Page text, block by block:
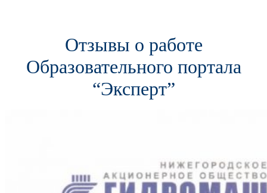
Отзывы о работе
Образовательного портала
“Эксперт”